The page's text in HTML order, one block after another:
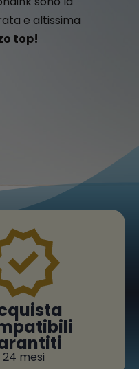
e altissima
top!
24 mesi